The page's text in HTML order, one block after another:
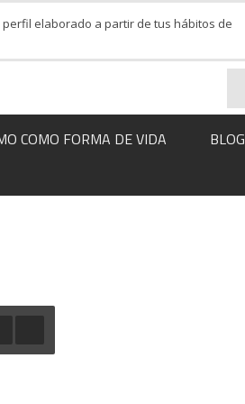
COMO FORMA DE VIDA BLOG
elaborado a partir de tus hábitos de